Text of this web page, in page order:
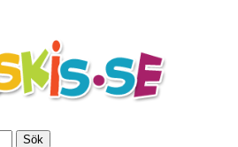
Sök